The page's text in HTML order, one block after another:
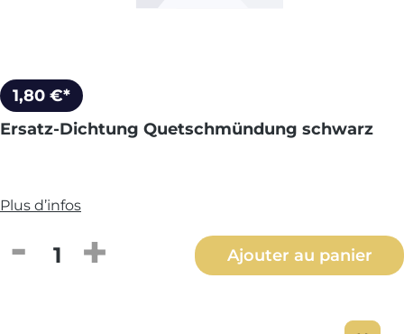
1,80 €*
Ersatz-Dichtung Quetschmündung schwarz
Plus d’infos
Quantité de produit : Entrez la
Ajouter au panier